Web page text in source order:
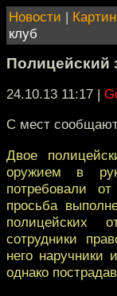
Новости |
клуб
Полицейский
24.10.13 11:17 |
С мест
Двое
оружием в
потребовали
просьба
полицейских
сотрудники
него наручники
однако